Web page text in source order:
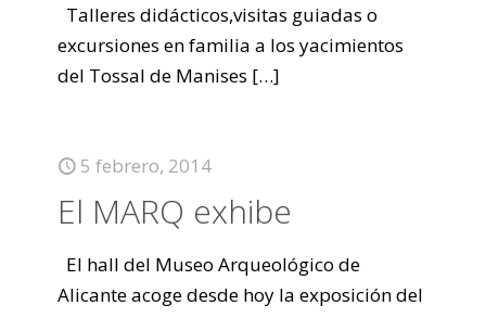
Talleres didácticos,visitas guiadas o
excursiones en familia a los yacimientos
del Tossal de Manises […]
5 febrero, 2014
El MARQ exhibe
El hall del Museo Arqueológico de
Alicante acoge desde hoy la exposición del